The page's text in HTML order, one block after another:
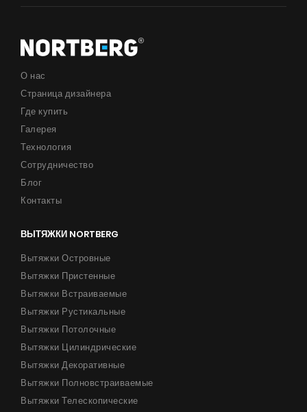
О нас
Страница дизайнера
Где купить
Галерея
Технология
Сотрудничество
Блог
Контакты
ВЫТЯЖКИ NORTBERG
Вытяжки Островные
Вытяжки Пристенные
Вытяжки Встраиваемые
Вытяжки Рустикальные
Вытяжки Потолочные
Вытяжки Цилиндрические
Вытяжки Декоративные
Вытяжки Полновстраиваемые
Вытяжки Телескопические